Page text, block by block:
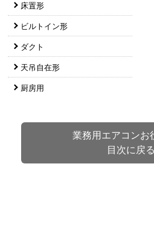
床置形
ビルトイン形
ダクト
天吊自在形
厨房用
業務用エアコンお
目次に戻る